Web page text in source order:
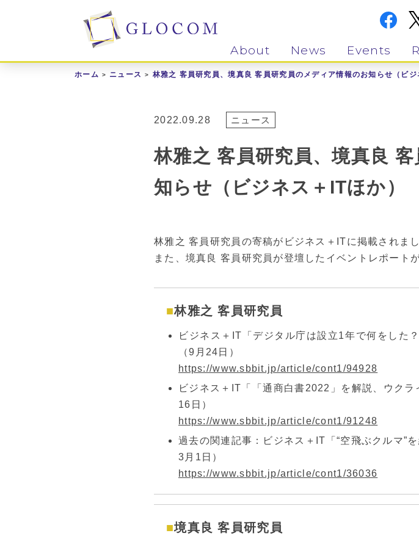
About News Events
ホーム ニュース 林雅之 客員研究員、境真良 客員研究員のメディア情報のお知らせ（ビジ
2022.09.28 ニュース
林雅之 客員研究員、境真良
知らせ（ビジネス＋ITほか）
林雅之 客員研究員の寄稿がビジネス＋ITに掲載されまし
また、境真良 客員研究員が登壇したイベントレポート
林雅之 客員研究員
ビジネス＋IT「デジタル庁は設立1年で何をした
（9月24日）
https://www.sbbit.jp/article/cont1/94928
ビジネス＋IT「「通商白書2022」を解説、ウク
16日）
https://www.sbbit.jp/article/cont1/91248
過去の関連記事：ビジネス＋IT「“空飛ぶクルマ”
3月1日）
https://www.sbbit.jp/article/cont1/36036
境真良 客員研究員